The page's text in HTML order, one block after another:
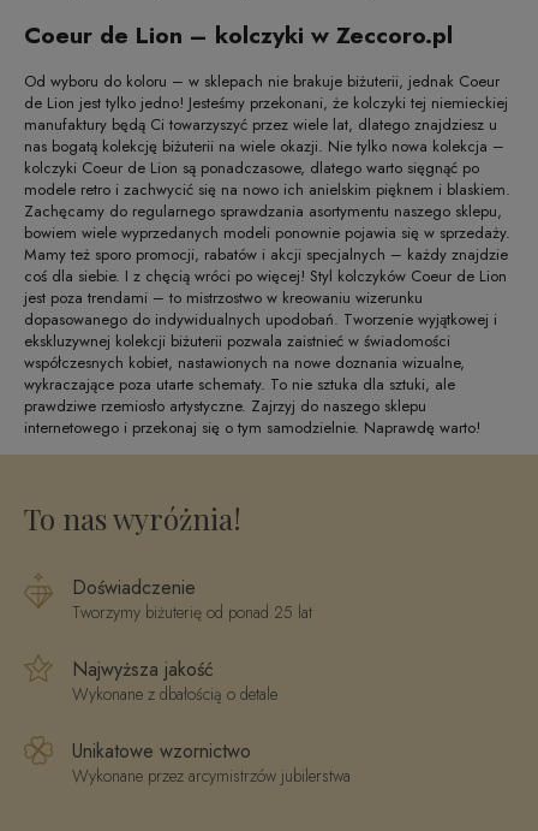
Coeur de Lion – kolczyki w Zeccoro.pl
Od wyboru do koloru – w sklepach nie brakuje biżuterii, jednak Coeur
de Lion jest tylko jedno! Jesteśmy przekonani, że kolczyki tej niemieckiej
manufaktury będą Ci towarzyszyć przez wiele lat, dlatego znajdziesz u
nas bogatą kolekcję biżuterii na wiele okazji. Nie tylko nowa kolekcja –
kolczyki Coeur de Lion są ponadczasowe, dlatego warto sięgnąć po
modele retro i zachwycić się na nowo ich anielskim pięknem i blaskiem.
Zachęcamy do regularnego sprawdzania asortymentu naszego sklepu,
bowiem wiele wyprzedanych modeli ponownie pojawia się w sprzedaży.
Mamy też sporo promocji, rabatów i akcji specjalnych – każdy znajdzie
coś dla siebie. I z chęcią wróci po więcej! Styl kolczyków Coeur de Lion
jest poza trendami – to mistrzostwo w kreowaniu wizerunku
dopasowanego do indywidualnych upodobań. Tworzenie wyjątkowej i
ekskluzywnej kolekcji biżuterii pozwala zaistnieć w świadomości
współczesnych kobiet, nastawionych na nowe doznania wizualne,
wykraczające poza utarte schematy. To nie sztuka dla sztuki, ale
prawdziwe rzemiosło artystyczne. Zajrzyj do naszego sklepu
internetowego i przekonaj się o tym samodzielnie. Naprawdę warto!
To nas wyróżnia!
Doświadczenie
Tworzymy biżuterię od ponad 25 lat
Najwyższa jakość
Wykonane z dbałością o detale
Unikatowe wzornictwo
Wykonane przez arcymistrzów jubilerstwa